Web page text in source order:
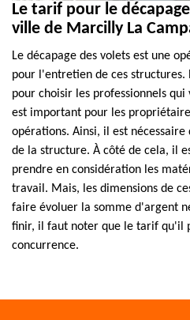
Le tarif pour le
ville de Marcilly La
Le décapage des volets est une
pour l'entretien de ces
pour choisir les professionnels
est important pour les
opérations. Ainsi, il est
de la structure. À côté de cela, il
prendre en considération les
travail. Mais, les dimensions de
faire évoluer la somme d'argent
finir, il faut noter que le tarif qu'il
concurrence.